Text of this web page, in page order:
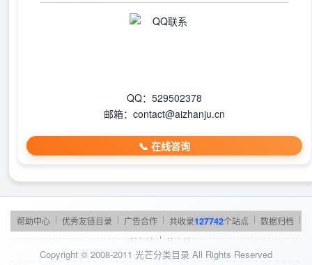
QQ：529502378
邮箱：contact@aizhanju.cn
📞 在线咨询
帮助中心 | 优秀友链目录 | 广告合作 | 共收录127742个站点 | 数据归档 |
TOP排行榜 | 站点地图
Copyright © 2008-2011 光芒分类目录 All Rights Reserved